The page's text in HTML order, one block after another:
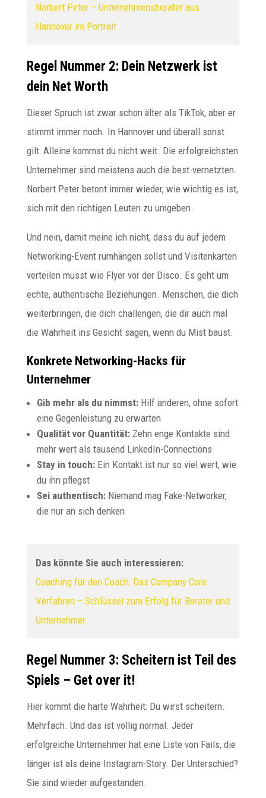
Norbert Peter – Unternehmensberater aus
Hannover im Portrait
Regel Nummer 2: Dein Netzwerk ist
dein Net Worth
Dieser Spruch ist zwar schon älter als TikTok, aber er
stimmt immer noch. In Hannover und überall sonst
gilt: Alleine kommst du nicht weit. Die erfolgreichsten
Unternehmer sind meistens auch die best-vernetzten.
Norbert Peter betont immer wieder, wie wichtig es ist,
sich mit den richtigen Leuten zu umgeben.
Und nein, damit meine ich nicht, dass du auf jedem
Networking-Event rumhängen sollst und Visitenkarten
verteilen musst wie Flyer vor der Disco. Es geht um
echte, authentische Beziehungen. Menschen, die dich
weiterbringen, die dich challengen, die dir auch mal
die Wahrheit ins Gesicht sagen, wenn du Mist baust.
Konkrete Networking-Hacks für
Unternehmer
Gib mehr als du nimmst:Hilf anderen, ohne sofort
eine Gegenleistung zu erwarten
Qualität vor Quantität:Zehn enge Kontakte sind
mehr wert als tausend LinkedIn-Connections
Stay in touch:Ein Kontakt ist nur so viel wert, wie
du ihn pflegst
Sei authentisch:Niemand mag Fake-Networker,
die nur an sich denken
Das könnte Sie auch interessieren:
Coaching für den Coach: Das Company Core
Verfahren – Schlüssel zum Erfolg für Berater und
Unternehmer
Regel Nummer 3: Scheitern ist Teil des
Spiels – Get over it!
Hier kommt die harte Wahrheit: Du wirst scheitern.
Mehrfach. Und das ist völlig normal. Jeder
erfolgreiche Unternehmer hat eine Liste von Fails, die
länger ist als deine Instagram-Story. Der Unterschied?
Sie sind wieder aufgestanden.